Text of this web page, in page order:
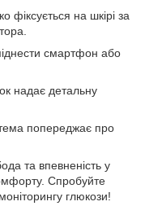
фіксується на шкірі за
смартфон або
надає детальну
попереджає про
та впевненість у
Спробуйте
глюкози!